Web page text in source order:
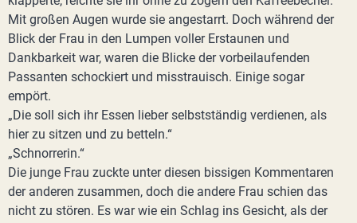
Mit großen Augen wurde sie angestarrt. Doch während der
Blick der Frau in den Lumpen voller Erstaunen und
Dankbarkeit war, waren die Blicke der vorbeilaufenden
Passanten schockiert und misstrauisch. Einige sogar
empört.
„Die soll sich ihr Essen lieber selbstständig verdienen, als
hier zu sitzen und zu betteln.“
„Schnorrerin.“
Die junge Frau zuckte unter diesen bissigen Kommentaren
der anderen zusammen, doch die andere Frau schien das
nicht zu stören. Es war wie ein Schlag ins Gesicht, als der